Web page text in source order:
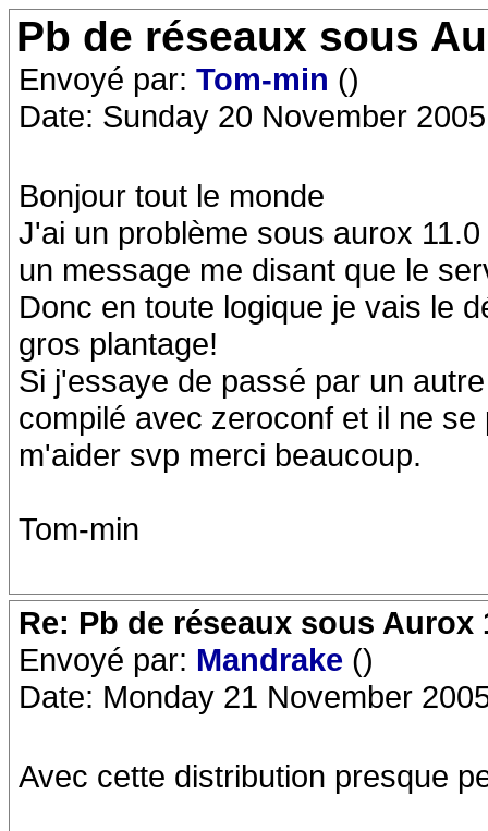
Pb de réseaux sous
Envoyé par: Tom-min ()
Date: Sunday 20 November
Bonjour tout le monde
J'ai un problème sous aurox
un message me disant que le
Donc en toute logique je vais le
gros plantage!
Si j'essaye de passé par un
compilé avec zeroconf et il ne
m'aider svp merci beaucoup.
Tom-min
Re: Pb de réseaux sous Aurox
Envoyé par: Mandrake ()
Date: Monday 21 November
Avec cette distribution presque